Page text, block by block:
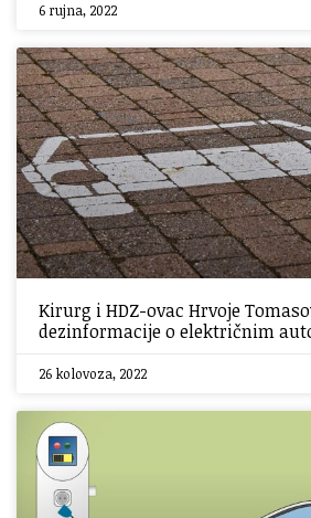
6 rujna, 2022
Kirurg i HDZ-ovac Hrvoje
dezinformacije o električnim
26 kolovoza, 2022